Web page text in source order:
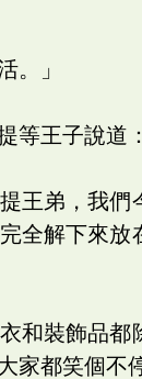
。」
等王子說道：
王弟，我
全解下來
和裝飾品
家都笑個不